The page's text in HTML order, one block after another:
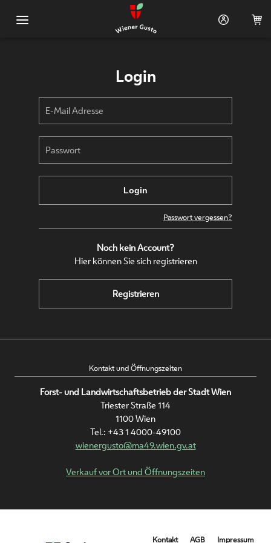
Login
Login
Passwort vergessen?
Noch kein Account?
Hier können Sie sich registrieren
Registrieren
Kontakt und Öffnungszeiten
Forst- und Landwirtschaftsbetrieb der Stadt Wien
Triester Straße 114
1100 Wien
Tel.: +43 1 4000-49100
wienergusto@ma49.wien.gv.at
Verkauf vor Ort und Öffnungszeiten
Metanavigation
Kontakt AGB Impressum
Rezeptideen